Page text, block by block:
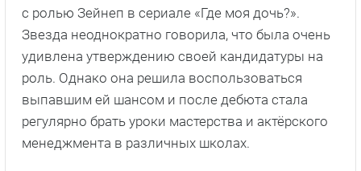
с ролью Зейнеп в сериале «Где моя дочь?».
Звезда неоднократно говорила, что была очень
удивлена утверждению своей кандидатуры на
роль. Однако она решила воспользоваться
выпавшим ей шансом и после дебюта стала
регулярно брать уроки мастерства и актёрского
менеджмента в различных школах.